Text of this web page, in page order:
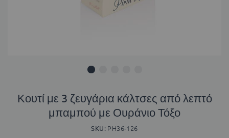
στηνΚουτί με 3 ζευγάρια κάλτσες από λεπτό
μπαμπού με Ουράνιο Τόξο
SKU PH36-126